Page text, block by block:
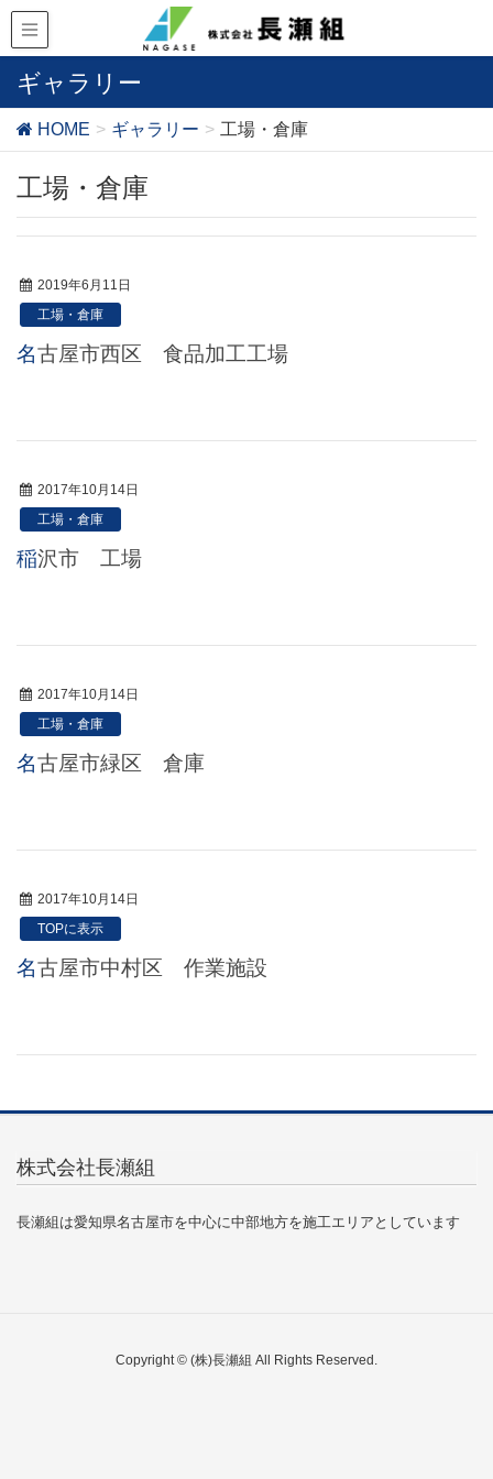
ギャラリー
HOME ギャラリー 工場・倉庫
工場・倉庫
2019年6月11日
工場・倉庫
名古屋市西区 食品加工工場
2017年10月14日
工場・倉庫
稲沢市 工場
2017年10月14日
工場・倉庫
名古屋市緑区 倉庫
2017年10月14日
TOPに表示
名古屋市中村区 作業施設
株式会社長瀬組
長瀬組は愛知県名古屋市を中心に中部地方を施工エリアとしています
Copyright © (株)長瀬組 All Rights Reserved.